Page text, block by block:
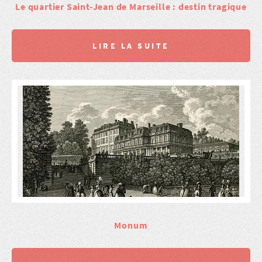
Le quartier Saint-Jean de Marseille : destin tragique
LIRE LA SUITE
Monum